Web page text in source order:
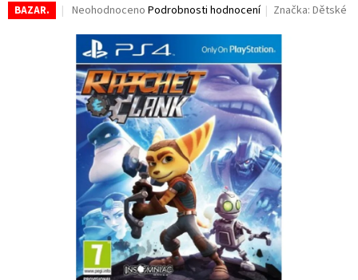
BAZAR.
Průměrné
produktu
0,0
z
5
hvězdiček.
Neohodnoceno Podrobnosti hodnocení Značka:Dětské